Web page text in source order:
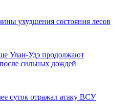
ухудшения состояния лесов
Улан-Удэ продолжают
сильных дождей
суток отражал атаку ВСУ